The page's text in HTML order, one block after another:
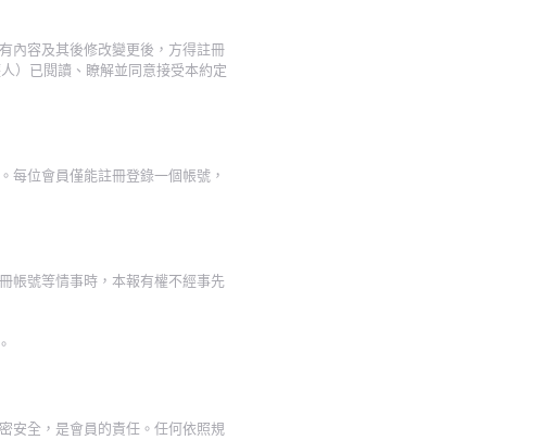
內容及其後修改變更後，方得註冊
）已閱讀、瞭解並同意接受本約定
每位會員僅能註冊登錄一個帳號，
帳號等情事時，本報有權不經事先
安全，是會員的責任。任何依照規